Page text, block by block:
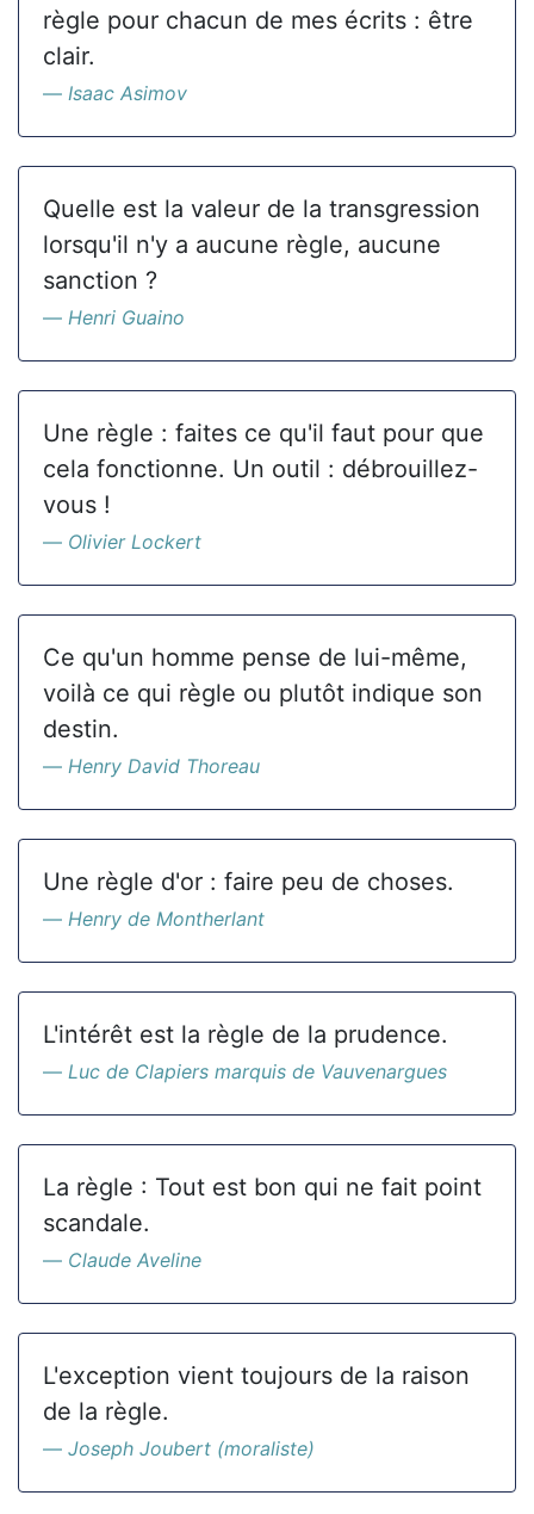
règle pour chacun de mes écrits : être
clair.
Isaac Asimov
Quelle est la valeur de la transgression
lorsqu'il n'y a aucune règle, aucune
sanction ?
Henri Guaino
Une règle : faites ce qu'il faut pour que
cela fonctionne. Un outil : débrouillez-
vous !
Olivier Lockert
Ce qu'un homme pense de lui-même,
voilà ce qui règle ou plutôt indique son
destin.
Henry David Thoreau
Une règle d'or : faire peu de choses.
Henry de Montherlant
L'intérêt est la règle de la prudence.
Luc de Clapiers marquis de Vauvenargues
La règle : Tout est bon qui ne fait point
scandale.
Claude Aveline
L'exception vient toujours de la raison
de la règle.
Joseph Joubert (moraliste)